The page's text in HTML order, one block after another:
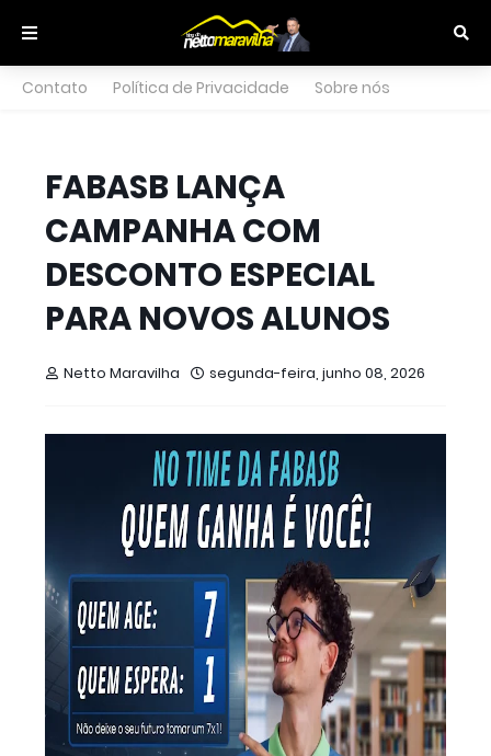
Contato Política de Privacidade Sobre nós
FABASB LANÇA
CAMPANHA COM
DESCONTO ESPECIAL
PARA NOVOS ALUNOS
Netto Maravilha segunda-feira, junho 08, 2026